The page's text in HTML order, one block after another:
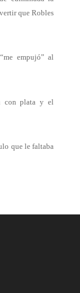
que Robles
empujó” al
con plata y el
que le faltaba